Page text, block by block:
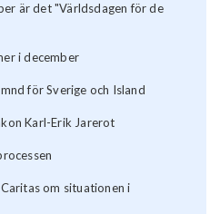
är det "Världsdagen för de
i december
för Sverige och Island
Karl-Erik Jarerot
om situationen i